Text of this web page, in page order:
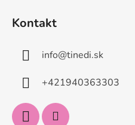
Kontakt
info@tinedi.sk
+421940363303